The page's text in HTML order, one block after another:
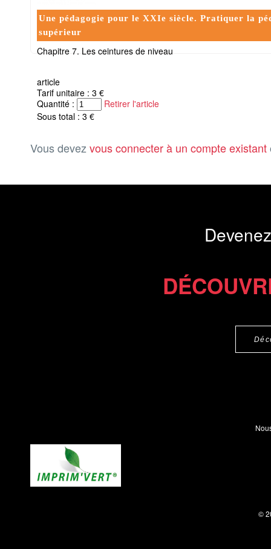
Une pédagogie pour le XXIe siècle. Pratiquer la
supérieur
Chapitre 7. Les ceintures de niveau
article
Tarif unitaire : 3 €
Quantité :
Retirer l'article
Sous total : 3 €
Vous devez vous connecter à un compte existant
©